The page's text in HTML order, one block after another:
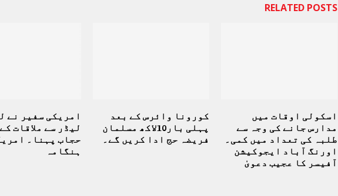
RELATED POSTS
امریکی سفیر نے
لیڈر سے ملاقات
حجاب پہنا۔
ہنگامہ
کورونا وائرس کے بعد
پہلی بار10لاکھ مسلمان
فریضہ حج ادا کریں گے۔
اسکولی اوقات میں
مدارس جانے کی وجہ سے
طلبہ کی تعداد میں کمی۔
اورنگ آباد ایجوکیشن
آفیسر کا عجیب دعویٰ